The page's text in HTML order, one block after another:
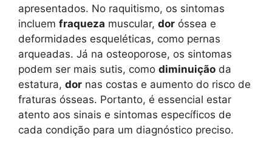
apresentados. No raquitismo, os sintomas
incluem fraqueza muscular, dor óssea e
deformidades esqueléticas, como pernas
arqueadas. Já na osteoporose, os sintomas
podem ser mais sutis, como diminuição da
estatura, dor nas costas e aumento do risco de
fraturas ósseas. Portanto, é essencial estar
atento aos sinais e sintomas específicos de
cada condição para um diagnóstico preciso.